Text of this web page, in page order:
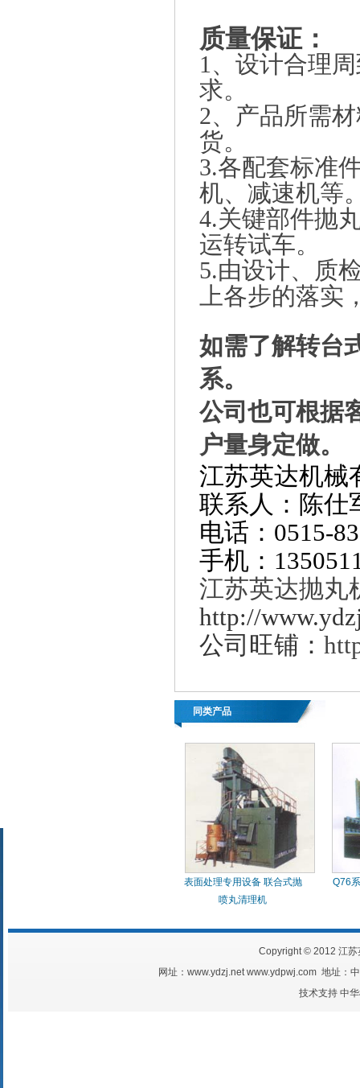
质量保证：
1、设计合理
求。
2、产品所需
货。
3.各配套标准
机、减速机等
4.关键部件抛
运转试车。
5.由设计、质
上各步的落实
如需了解转台
系。
公司也可根据
户量身定做。
江苏英达机械
联系人：陈仕
电话：0515-
手机：
江苏英达抛丸
http://
公司旺铺：
同类产品
表面处理专用设备 联合式抛
喷丸清理机
Q76
Copyright © 2012 江苏
网址：www.ydzj.net www.ydpwj.com 地址：
技术支持 中